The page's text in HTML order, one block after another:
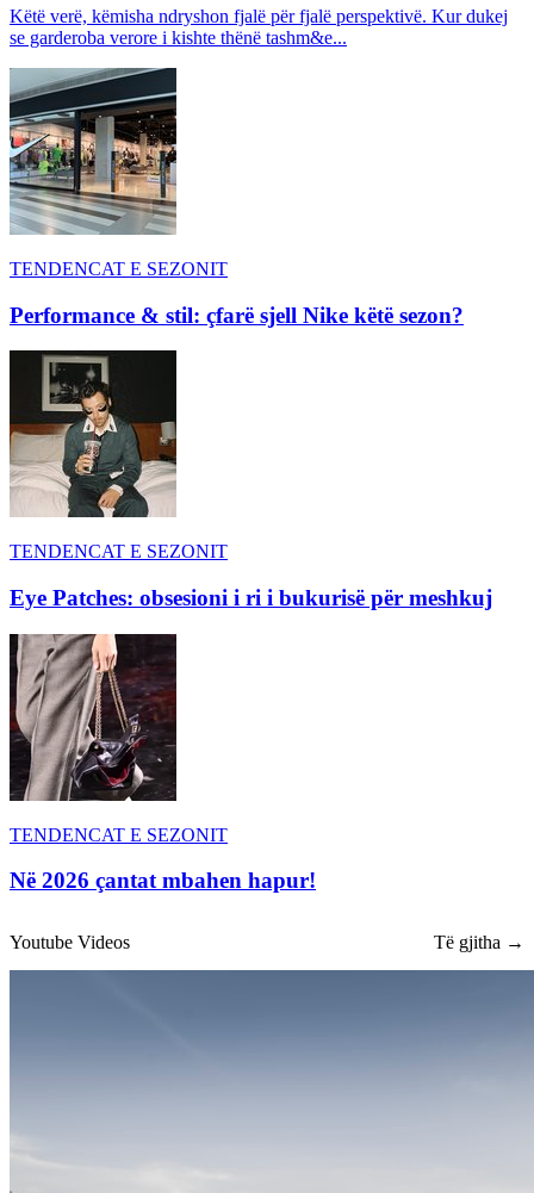
Këtë verë, këmisha ndryshon fjalë për fjalë perspektivë. Kur dukej
se garderoba verore i kishte thënë tashm&e...
TENDENCAT E SEZONIT
Performance & stil: çfarë sjell Nike këtë sezon?
TENDENCAT E SEZONIT
Eye Patches: obsesioni i ri i bukurisë për meshkuj
TENDENCAT E SEZONIT
Në 2026 çantat mbahen hapur!
Youtube Videos Të gjitha →